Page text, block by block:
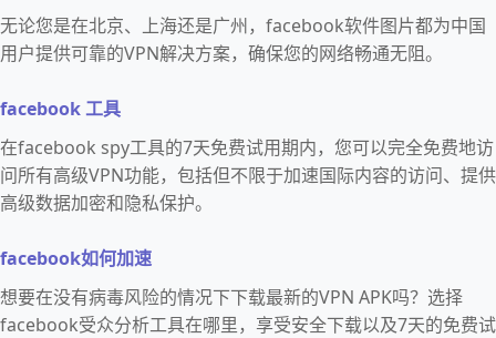
无论您是在北京、上海还是广州，facebook软件图片都为中国
用户提供可靠的VPN解决方案，确保您的网络畅通无阻。
facebook 工具
在facebook spy工具的7天免费试用期内，您可以完全免费地访
问所有高级VPN功能，包括但不限于加速国际内容的访问、提供
高级数据加密和隐私保护。
facebook如何加速
想要在没有病毒风险的情况下下载最新的VPN APK吗？选择
facebook受众分析工具在哪里，享受安全下载以及7天的免费试